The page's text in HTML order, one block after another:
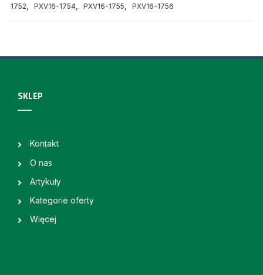
1752
PXV16-1754 PXV16-1755 PXV16-1756
SKLEP
Kontakt
O nas
Artykuły
Kategorie oferty
Więcej